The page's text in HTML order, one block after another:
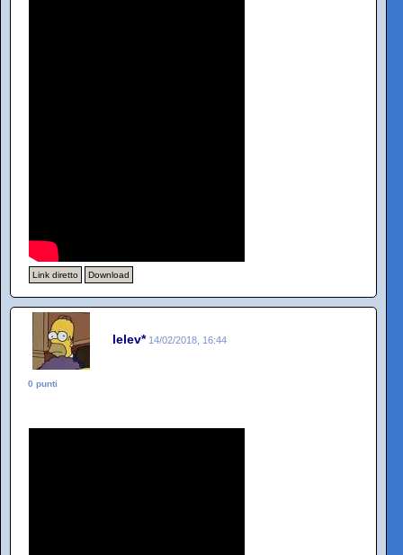
Link diretto Download
lelev* 14/02/2018, 16:44
0 punti